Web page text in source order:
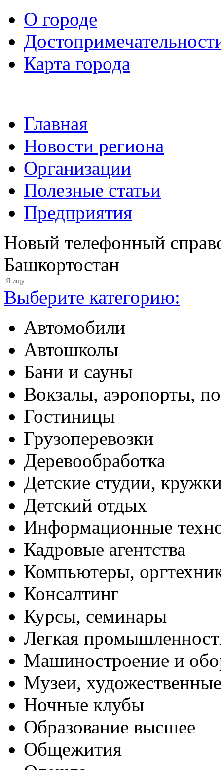
О городе
Карта города
Главная
Новости региона
Организации
Полезные статьи
Предприятия
Новый телефонный
Башкортостан
Выберите категорию:
Автомобили
Автошколы
Бани и сауны
Вокзалы, аэропорты,
Гостиницы
Грузоперевозки
Деревообработка
Детские студии,
Детский отдых
Информационные
Кадровые агентства
Компьютеры,
Консалтинг
Курсы, семинары
Легкая
Машиностроение и
Музеи,
Ночные клубы
Образование высшее
Общежития